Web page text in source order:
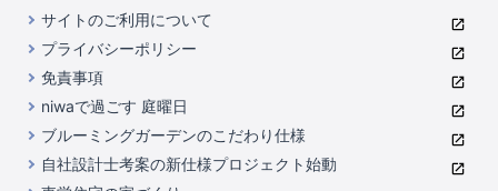
滋賀県
京都府
中国・四国
岡山県
広島県
九州・沖縄
充実のアフターサポート
第三者評価によるお墨付き
家づくりのプロにも選ばれるブルーミングガーデン
住んでみるとじわじわ伝わる暮らしやすさへのこだわり
東栄INDEX（用語集）
サイトのご利用について
プライバシーポリシー
免責事項
niwaで過ごす 庭曜日
ブルーミングガーデンのこだわり仕様
自社設計士考案の新仕様プロジェクト始動